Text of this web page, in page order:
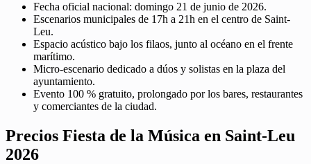
Fecha oficial nacional: domingo 21 de junio de 2026.
Escenarios municipales de 17h a 21h en el centro de Saint-
Leu.
Espacio acústico bajo los filaos, junto al océano en el frente
marítimo.
Micro-escenario dedicado a dúos y solistas en la plaza del
ayuntamiento.
Evento 100 % gratuito, prolongado por los bares, restaurantes
y comerciantes de la ciudad.
Precios Fiesta de la Música en Saint-Leu
2026